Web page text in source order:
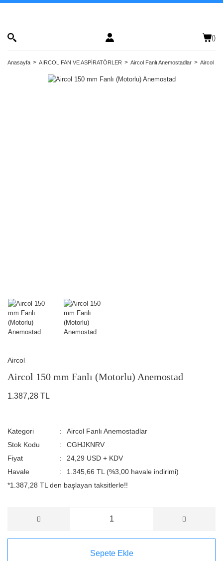
()
Anasayfa AIRCOL FAN VE ASPİRATÖRLER Aircol Fanlı Anemostadlar Aircol
Aircol
Aircol 150 mm Fanlı (Motorlu) Anemostad
1.387,28 TL
Kategori
Aircol Fanlı Anemostadlar
Stok Kodu
CGHJKNRV
Fiyat
24,29 USD + KDV
Havale
1.345,66 TL (%3,00 havale indirimi)
*1.387,28 TL den başlayan taksitlerle!!
Sepete Ekle